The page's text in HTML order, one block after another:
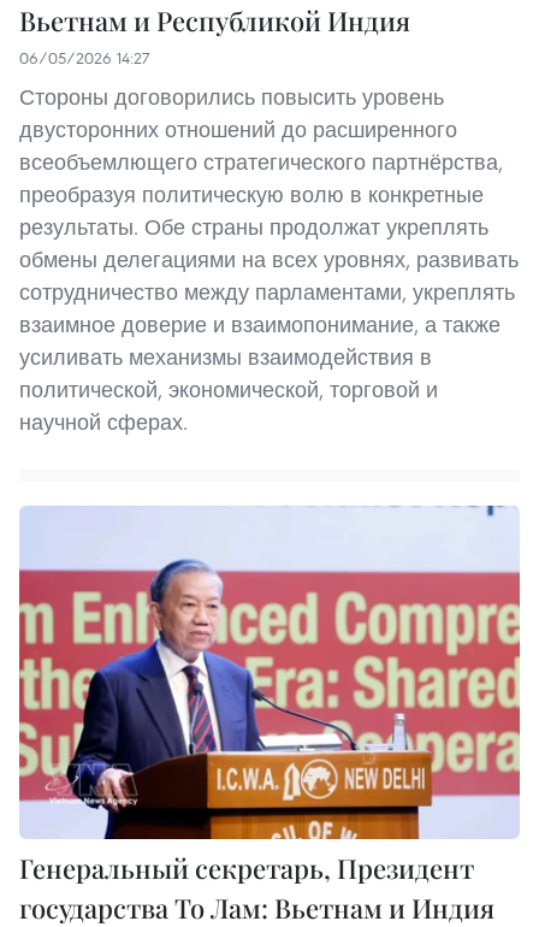
Вьетнам и Республикой Индия
06/05/2026 14:27
Стороны договорились повысить уровень
двусторонних отношений до расширенного
всеобъемлющего стратегического партнёрства,
преобразуя политическую волю в конкретные
результаты. Обе страны продолжат укреплять
обмены делегациями на всех уровнях, развивать
сотрудничество между парламентами, укреплять
взаимное доверие и взаимопонимание, а также
усиливать механизмы взаимодействия в
политической, экономической, торговой и
научной сферах.
Генеральный секретарь, Президент
государства То Лам: Вьетнам и Индия